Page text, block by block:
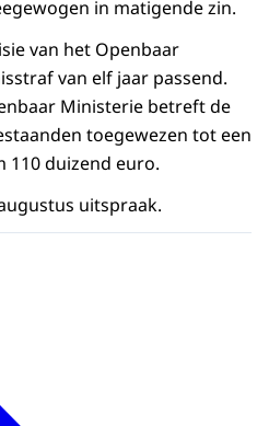
in matigende zin.
van het Openbaar
van elf jaar passend.
Ministerie betreft de
toegewezen tot een
110 duizend euro.
uitspraak.